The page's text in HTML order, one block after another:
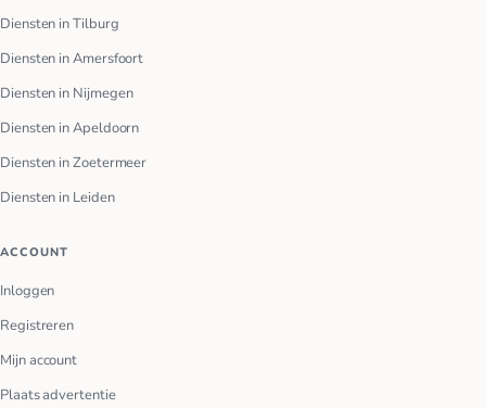
Diensten in Tilburg
Diensten in Amersfoort
Diensten in Nijmegen
Diensten in Apeldoorn
Diensten in Zoetermeer
Diensten in Leiden
ACCOUNT
Inloggen
Registreren
Mijn account
Plaats advertentie